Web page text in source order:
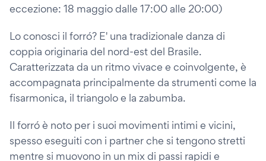
eccezione: 18 maggio dalle 17:00 alle 20:00)
Lo conosci il forró? E' una tradizionale danza di
coppia originaria del nord-est del Brasile.
Caratterizzata da un ritmo vivace e coinvolgente, è
accompagnata principalmente da strumenti come la
fisarmonica, il triangolo e la zabumba.
Il forró è noto per i suoi movimenti intimi e vicini,
spesso eseguiti con i partner che si tengono stretti
mentre si muovono in un mix di passi rapidi e